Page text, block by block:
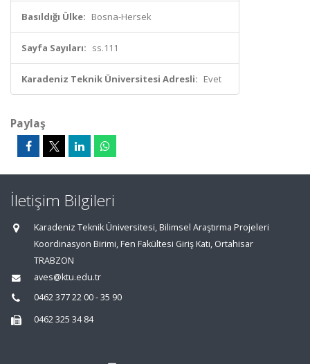
Basıldığı Ülke: Bosna-Hersek
Sayfa Sayıları: ss.111
Karadeniz Teknik Üniversitesi Adresli: Evet
Paylaş
İletişim Bilgileri
Karadeniz Teknik Üniversitesi, Bilimsel Araştırma Projeleri
Koordinasyon Birimi, Fen Fakültesi Giriş Katı, Ortahisar
TRABZON
aves@ktu.edu.tr
0462 377 22 00 - 35 90
0462 325 34 84